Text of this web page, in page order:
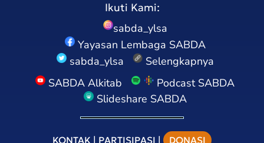
Ikuti Kami:
sabda_ylsa
Yayasan Lembaga SABDA
sabda_ylsa
Selengkapnya
SABDA Alkitab
Podcast SABDA
Slideshare SABDA
KONTAK | PARTISIPASI | DONASI